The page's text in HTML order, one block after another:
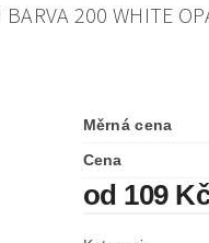
ZÁSADY
200 WHITE
Měrná cena
Cena
od 109